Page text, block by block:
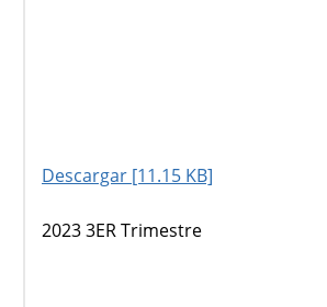
Descargar [11.15 KB]
2023 3ER Trimestre